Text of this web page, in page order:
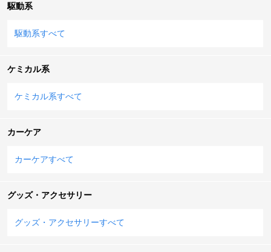
駆動系
駆動系すべて
ケミカル系
ケミカル系すべて
カーケア
カーケアすべて
グッズ・アクセサリー
グッズ・アクセサリーすべて